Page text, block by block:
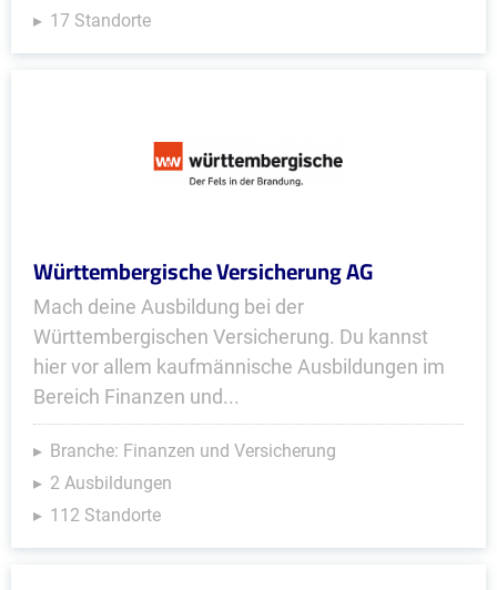
17 Standorte
Württembergische Versicherung AG
Mach deine Ausbildung bei der
Württembergischen Versicherung. Du kannst
hier vor allem kaufmännische Ausbildungen im
Bereich Finanzen und...
Branche: Finanzen und Versicherung
2 Ausbildungen
112 Standorte